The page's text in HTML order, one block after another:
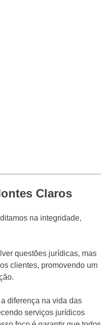
Claros
na integridade,
questões jurídicas, mas
clientes, promovendo um
diferença na vida das
serviços jurídicos